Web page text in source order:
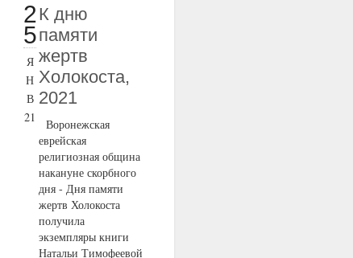
2
5
Я
Н
В
21
К дню
памяти
жертв
Холокоста,
2021
Воронежская
еврейская
религиозная община
накануне скорбного
дня - Дня памяти
жертв Холокоста
получила
экземпляры книги
Натальи Тимофеевой